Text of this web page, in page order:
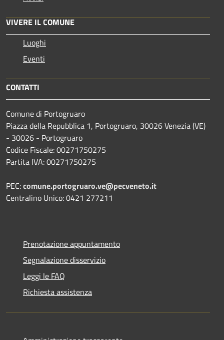
VIVERE IL COMUNE
Luoghi
Eventi
CONTATTI
Comune di Portogruaro
Piazza della Repubblica 1, Portogruaro, 30026 Venezia (VE)
- 30026 - Portogruaro
Codice Fiscale: 00271750275
Partita IVA: 00271750275
PEC:comune.portogruaro.ve@pecveneto.it
Centralino Unico: 0421 277211
Prenotazione appuntamento
Segnalazione disservizio
Leggi le FAQ
Richiesta assistenza